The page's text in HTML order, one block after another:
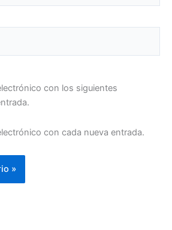
con los siguientes
con cada nueva entrada.